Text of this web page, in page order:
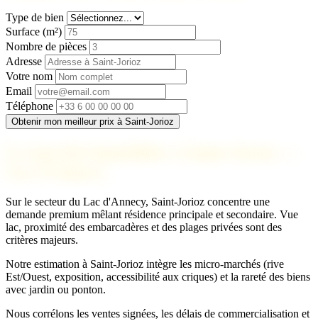
Type de bien
Surface (m²)
Nombre de pièces
Adresse
Votre nom
Email
Téléphone
Obtenir mon meilleur prix à Saint-Jorioz
Sur le secteur du Lac d'Annecy, Saint-Jorioz concentre une
demande premium mêlant résidence principale et secondaire. Vue
lac, proximité des embarcadères et des plages privées sont des
critères majeurs.
Notre estimation à Saint-Jorioz intègre les micro-marchés (rive
Est/Ouest, exposition, accessibilité aux criques) et la rareté des biens
avec jardin ou ponton.
Nous corrélons les ventes signées, les délais de commercialisation et